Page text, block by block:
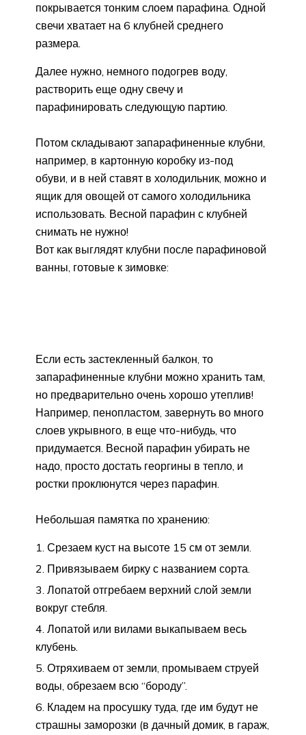
покрывается тонким слоем парафина. Одной
свечи хватает на 6 клубней среднего
размера.
Далее нужно, немного подогрев воду,
растворить еще одну свечу и
парафинировать следующую партию.
Потом складывают запарафиненные клубни,
например, в картонную коробку из-под
обуви, и в ней ставят в холодильник, можно и
ящик для овощей от самого холодильника
использовать. Весной парафин с клубней
снимать не нужно!
Вот как выглядят клубни после парафиновой
ванны, готовые к зимовке:
Если есть застекленный балкон, то
запарафиненные клубни можно хранить там,
но предварительно очень хорошо утеплив!
Например, пенопластом, завернуть во много
слоев укрывного, в еще что-нибудь, что
придумается. Весной парафин убирать не
надо, просто достать георгины в тепло, и
ростки проклюнутся через парафин.
Небольшая памятка по хранению:
Срезаем куст на высоте 15 см от земли.
Привязываем бирку с названием сорта.
Лопатой отгребаем верхний слой земли
вокруг стебля.
Лопатой или вилами выкапываем весь
клубень.
Отряхиваем от земли, промываем струей
воды, обрезаем всю “бороду”.
Кладем на просушку туда, где им будут не
страшны заморозки (в дачный домик, в гараж,